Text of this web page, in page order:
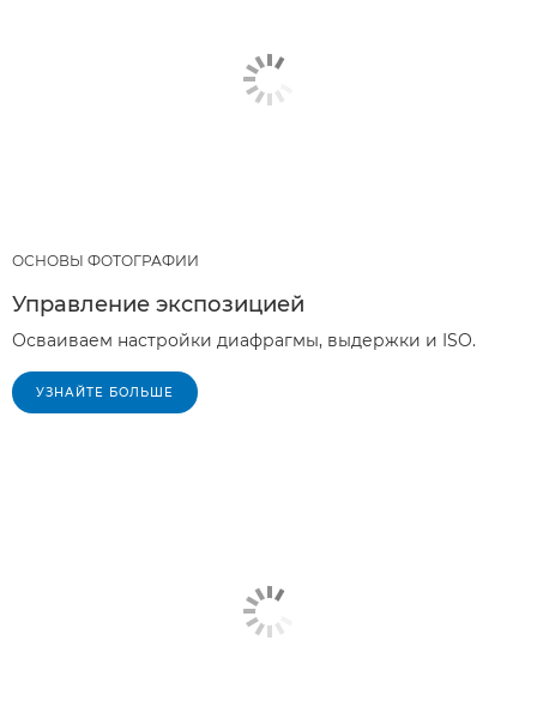
ОСНОВЫ ФОТОГРАФИИ
Управление экспозицией
Осваиваем настройки диафрагмы, выдержки и ISO.
УЗНАЙТЕ БОЛЬШЕ